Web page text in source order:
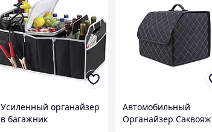
Усиленный органайзер
в багажник
Автомобильный
Органайзер Саквояж